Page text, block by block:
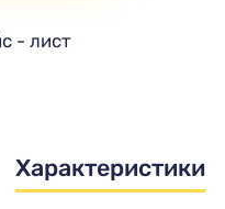
- лист
Характеристики